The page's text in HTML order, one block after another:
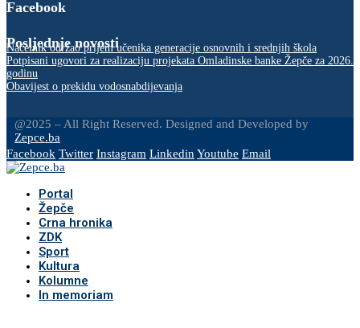
Facebook
Posljednje novosti
Načelnik održao prijem učenika generacije osnovnih i srednjih škola
Potpisani ugovori za realizaciju projekata Omladinske banke Žepče za 2026.
godinu
Obavijest o prekidu vodosnabdijevanja
@2025 – All Right Reserved. Designed and Developed by
Zepce.ba
Facebook Twitter Instagram Linkedin Youtube Email
Portal
Žepče
Crna hronika
ZDK
Sport
Kultura
Kolumne
In memoriam